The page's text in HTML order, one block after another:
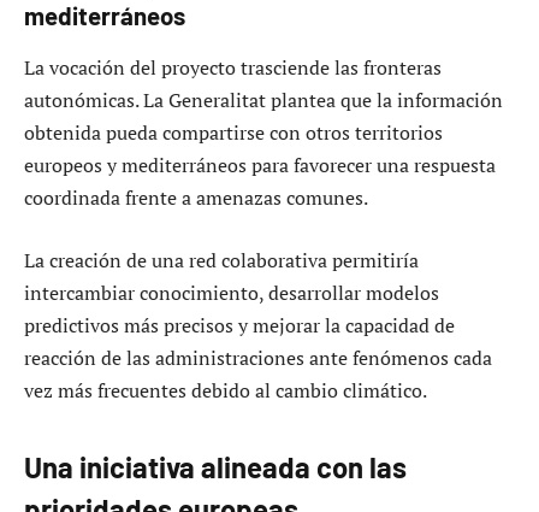
mediterráneos
La vocación del proyecto trasciende las fronteras
autonómicas. La Generalitat plantea que la información
obtenida pueda compartirse con otros territorios
europeos y mediterráneos para favorecer una respuesta
coordinada frente a amenazas comunes.
La creación de una red colaborativa permitiría
intercambiar conocimiento, desarrollar modelos
predictivos más precisos y mejorar la capacidad de
reacción de las administraciones ante fenómenos cada
vez más frecuentes debido al cambio climático.
Una iniciativa alineada con las